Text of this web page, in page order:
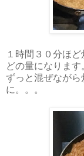
１時間３０分ほ
どの量になります
ずっと混ぜなが
に。。。